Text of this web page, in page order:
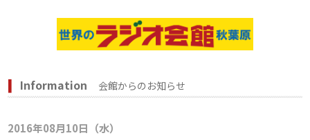
Information 会館からのお知らせ
2016年08月10日（水）